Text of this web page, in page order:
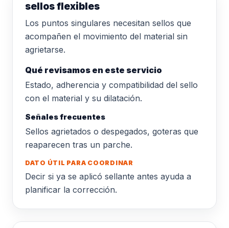
sellos flexibles
Los puntos singulares necesitan sellos que
acompañen el movimiento del material sin
agrietarse.
Qué revisamos en este servicio
Estado, adherencia y compatibilidad del sello
con el material y su dilatación.
Señales frecuentes
Sellos agrietados o despegados, goteras que
reaparecen tras un parche.
DATO ÚTIL PARA COORDINAR
Decir si ya se aplicó sellante antes ayuda a
planificar la corrección.